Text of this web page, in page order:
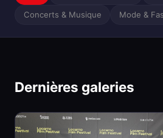
Concerts & Musique Mode &
Dernières galeries